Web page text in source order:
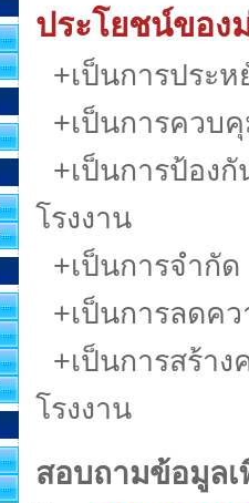
ประโยชน์ของ
+เป็นการประ
+เป็นการควบ
+เป็นการป้อง
โรงงาน
+เป็นการจำกั
+เป็นการลดค
+เป็นการสร้า
โรงงาน
สอบถามข้อมูลเ